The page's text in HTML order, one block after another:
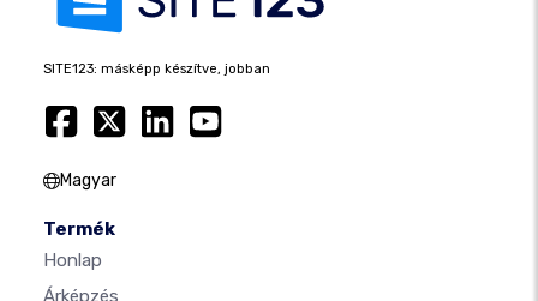
SITE123: másképp készítve, jobban
Magyar
Termék
Honlap